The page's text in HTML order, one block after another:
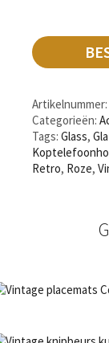
Artikelnummer:
Categorieën:
Tags: Glass,
Retro, Roze,